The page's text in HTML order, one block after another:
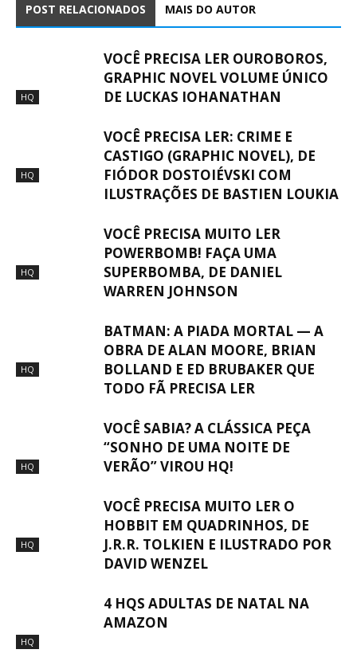
POST RELACIONADOS MAIS DO AUTOR
HQ
VOCÊ PRECISA LER OUROBOROS,
GRAPHIC NOVEL VOLUME ÚNICO
DE LUCKAS IOHANATHAN
HQ
VOCÊ PRECISA LER: CRIME E
CASTIGO (GRAPHIC NOVEL), DE
FIÓDOR DOSTOIÉVSKI COM
ILUSTRAÇÕES DE BASTIEN LOUKIA
HQ
VOCÊ PRECISA MUITO LER
POWERBOMB! FAÇA UMA
SUPERBOMBA, DE DANIEL
WARREN JOHNSON
HQ
BATMAN: A PIADA MORTAL — A
OBRA DE ALAN MOORE, BRIAN
BOLLAND E ED BRUBAKER QUE
TODO FÃ PRECISA LER
HQ
VOCÊ SABIA? A CLÁSSICA PEÇA
“SONHO DE UMA NOITE DE
VERÃO” VIROU HQ!
HQ
VOCÊ PRECISA MUITO LER O
HOBBIT EM QUADRINHOS, DE
J.R.R. TOLKIEN E ILUSTRADO POR
DAVID WENZEL
HQ
4 HQS ADULTAS DE NATAL NA
AMAZON